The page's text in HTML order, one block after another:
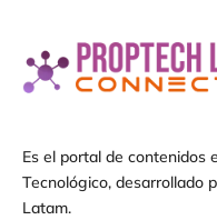
Es el portal de contenidos
Tecnológico, desarrollado
Latam.